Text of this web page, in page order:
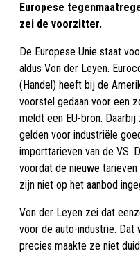
Europese
zei de voorzitter.
De Europese Unie staat
aldus Von der Leyen.
(Handel) heeft bij de
voorstel gedaan voor een
meldt een EU-bron.
gelden voor industriële
importtarieven van de VS.
voordat de nieuwe
zijn niet op het aanbod
Von der Leyen zei dat
voor de auto-industrie. Dat
precies maakte ze niet